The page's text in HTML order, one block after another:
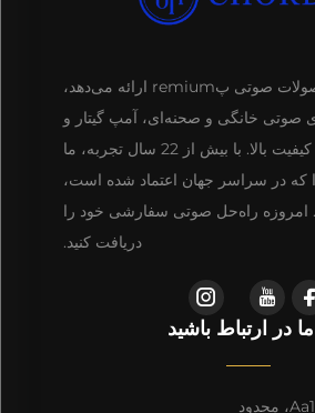
تکنولوژی Aa1 محصولات صوتی پremium ارائه می‌دهد،
صوتی خانگی و صحنه‌ای، آمپ گیتار و
بلوزتوث‌های با کیفیت بالا. با بیش از 22 سال تجربه، ما
که در سراسر جهان اعتماد شده است،
امروزه راه‌حل صوتی سفارشی خود را
دریافت کنید.
ما در ارتباط باشید